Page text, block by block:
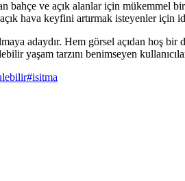
ve açık alanlar için mükemmel
hava keyfini artırmak isteyenler için
adaydır. Hem görsel açıdan hoş
yaşam tarzını benimseyen
#isitma